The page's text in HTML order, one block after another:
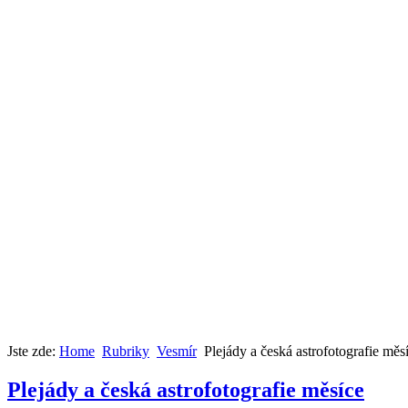
Jste zde: Home Rubriky Vesmír Plejády a česká astrofotografie
Plejády a česká astrofotografie měsíce